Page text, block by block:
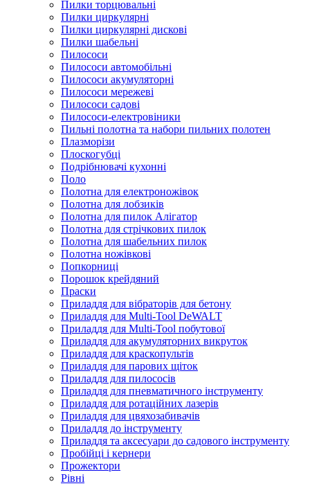
Пилки торцювальні
Пилки циркулярні
Пилки циркулярні дискові
Пилки шабельні
Пилососи
Пилососи автомобільні
Пилососи акумуляторні
Пилососи мережеві
Пилососи садові
Пилососи-електровіники
Пильні полотна та набори пильних полотен
Плазморізи
Плоскогубці
Подрібнювачі кухонні
Поло
Полотна для електроножівок
Полотна для лобзиків
Полотна для пилок Алігатор
Полотна для стрічкових пилок
Полотна для шабельних пилок
Полотна ножівкові
Попкорниці
Порошок крейдяний
Праски
Приладдя для вібраторів для бетону
Приладдя для Multi-Tool DeWALT
Приладдя для Multi-Tool побутової
Приладдя для акумуляторних викруток
Приладдя для краскопультів
Приладдя для парових щіток
Приладдя для пилососів
Приладдя для пневматичного інструменту
Приладдя для ротаційних лазерів
Приладдя для цвяхозабивачів
Приладдя до інструменту
Приладдя та аксесуари до садового інструменту
Пробійці і кернери
Прожектори
Рівні